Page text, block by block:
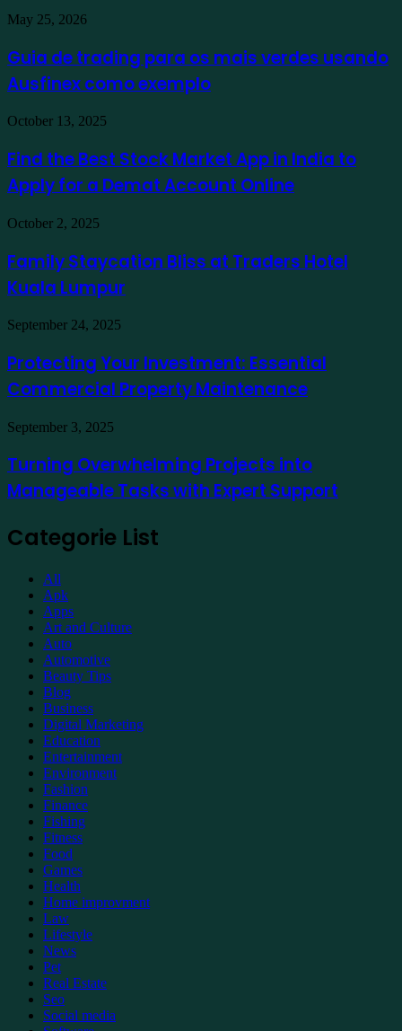
Guia
trading
para
os
verdes
como
exemplo
May 25, 2026
Guia de trading para os mais verdes usando
Ausfinex como exemplo
Find
Best
Stock
Market
App
in
India
Apply
for
a
Account
October 13, 2025
Find the Best Stock Market App in India to
Apply for a Demat Account Online
Family
Bliss
at
Traders
Kuala
Lumpur
October 2, 2025
Family Staycation Bliss at Traders Hotel
Kuala Lumpur
Protecting
Investment:
Essential
Commercial
Maintenance
September 24, 2025
Protecting Your Investment: Essential
Commercial Property Maintenance
Turning
Projects
into
Manageable
Expert
September 3, 2025
Turning Overwhelming Projects into
Manageable Tasks with Expert Support
Categorie List
All
Apk
Apps
Art and Culture
Auto
Automotive
Beauty Tips
Blog
Business
Digital Marketing
Education
Entertainment
Environment
Fashion
Finance
Fishing
Fitness
Food
Games
Health
Home improvment
Law
Lifestyle
News
Pet
Real Estate
Seo
Social media